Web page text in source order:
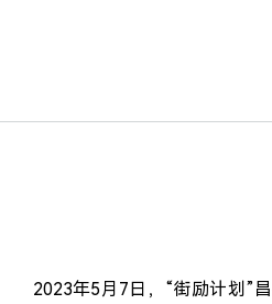
2023年5月7日，“街励计划”